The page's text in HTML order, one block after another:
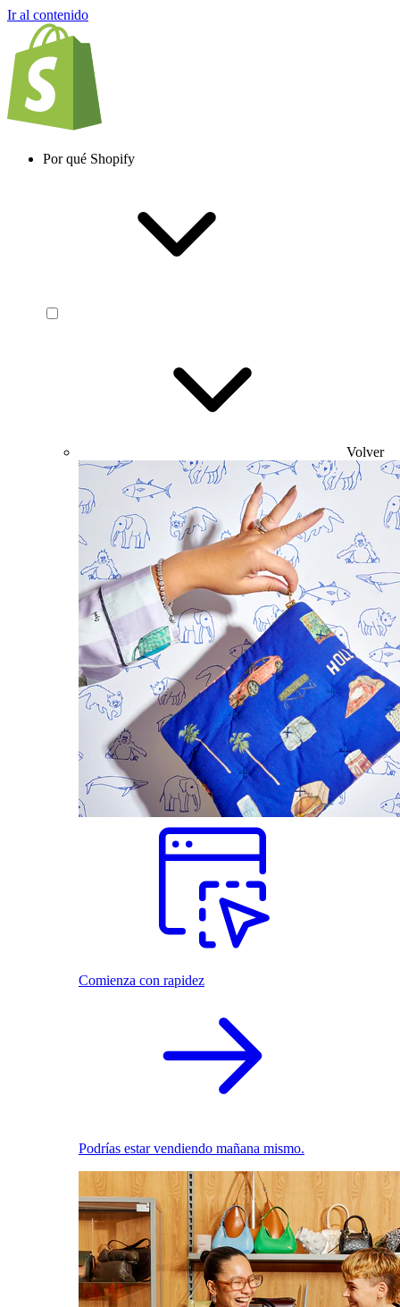
Ir al contenido
Por qué Shopify
Volver
Comienza con rapidez
Podrías estar vendiendo mañana mismo.